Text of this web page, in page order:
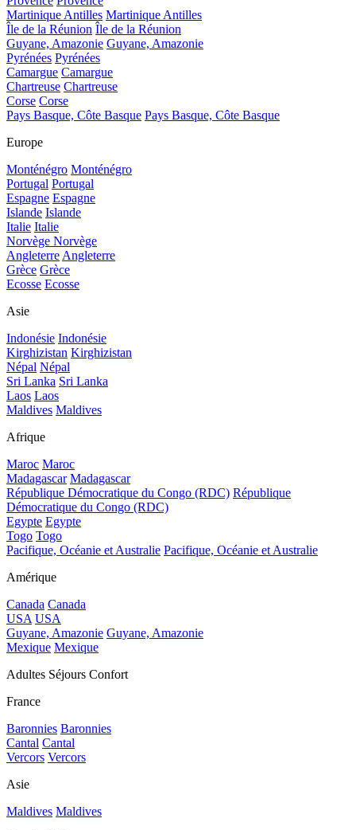
Martinique Antilles Martinique Antilles
Île de la Réunion Île de la Réunion
Guyane, Amazonie Guyane, Amazonie
Pyrénées Pyrénées
Camargue Camargue
Chartreuse Chartreuse
Corse Corse
Pays Basque, Côte Basque Pays Basque, Côte Basque
Europe
Monténégro Monténégro
Portugal Portugal
Espagne Espagne
Islande Islande
Italie Italie
Norvège Norvège
Angleterre Angleterre
Grèce Grèce
Ecosse Ecosse
Asie
Indonésie Indonésie
Kirghizistan Kirghizistan
Népal Népal
Sri Lanka Sri Lanka
Laos Laos
Maldives Maldives
Afrique
Maroc Maroc
Madagascar Madagascar
République Démocratique du Congo (RDC) République
Démocratique du Congo (RDC)
Egypte Egypte
Togo Togo
Pacifique, Océanie et Australie Pacifique, Océanie et Australie
Amérique
Canada Canada
USA USA
Guyane, Amazonie Guyane, Amazonie
Mexique Mexique
Adultes Séjours Confort
France
Baronnies Baronnies
Cantal Cantal
Vercors Vercors
Asie
Maldives Maldives